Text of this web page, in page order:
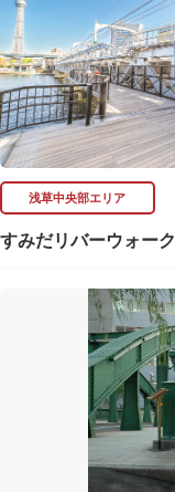
浅草中央部エリア
すみだリバーウォーク